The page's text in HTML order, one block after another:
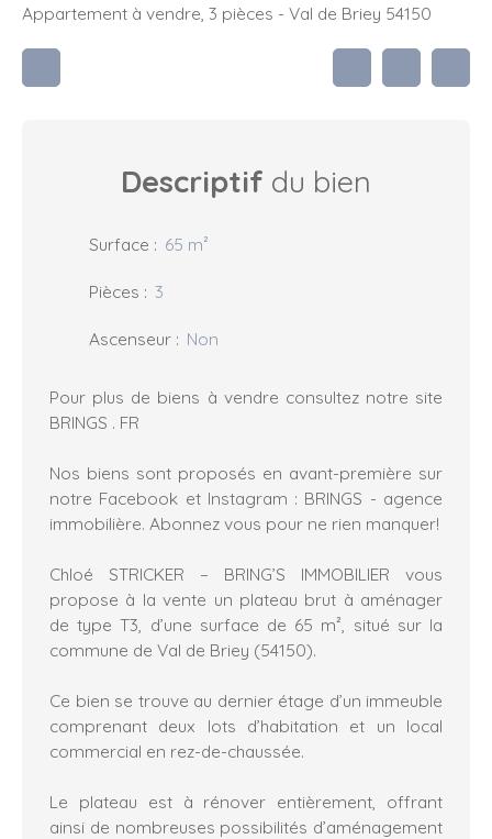
Appartement à vendre, 3 pièces - Val de Briey 54150
Descriptif du bien
Surface : 65 m²
Pièces : 3
Ascenseur : Non
Pour plus de biens à vendre consultez notre site
BRINGS . FR
Nos biens sont proposés en avant-première sur
notre Facebook et Instagram : BRINGS - agence
immobilière. Abonnez vous pour ne rien manquer!
Chloé STRICKER – BRING’S IMMOBILIER vous
propose à la vente un plateau brut à aménager
de type T3, d’une surface de 65 m², situé sur la
commune de Val de Briey (54150).
Ce bien se trouve au dernier étage d’un immeuble
comprenant deux lots d’habitation et un local
commercial en rez-de-chaussée.
Le plateau est à rénover entièrement, offrant
ainsi de nombreuses possibilités d’aménagement